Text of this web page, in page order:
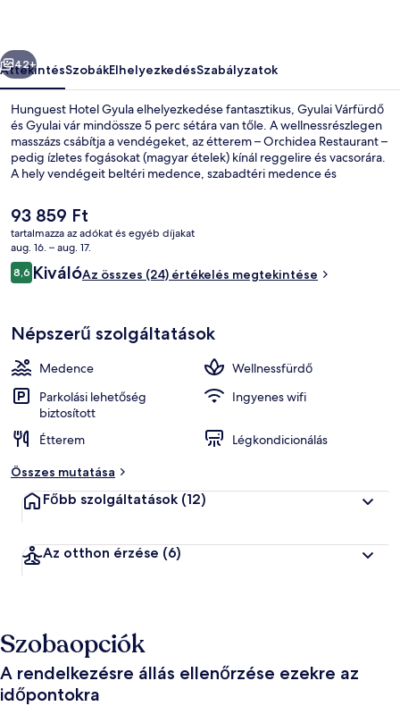
Következő
42+
ÁttekintésSzobákElhelyezkedésSzabályzatok
Hunguest Hotel Gyula elhelyezkedése fantasztikus, Gyulai Várfürdő
és Gyulai vár mindössze 5 perc sétára van tőle. A wellnessrészlegen
masszázs csábítja a vendégeket, az étterem – Orchidea Restaurant –
pedig ízletes fogásokat (magyar ételek) kínál reggelire és vacsorára.
A hely vendégeit beltéri medence, szabadtéri medence és
A
jelenlegi
ár
93 859 Ft
93 859 Ft
tartalmazza az adókat és egyéb díjakat
aug. 16. – aug. 17.
Értékelések
8,68,6 ennyiből: 10
KiválóAz összes (24) értékelés megtekintése
Népszerű szolgáltatások
Medence
Wellnessfürdő
Parkolási lehetőség
biztosított
Ingyenes wifi
Étterem
Légkondicionálás
Összes mutatása
Főbb szolgáltatások (12)
Az otthon érzése (6)
Szobaopciók
A rendelkezésre állás ellenőrzése ezekre az
időpontokra